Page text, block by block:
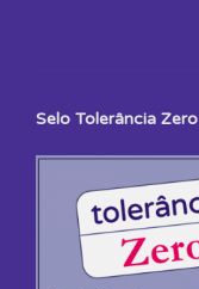
Selo Tolerância Zero